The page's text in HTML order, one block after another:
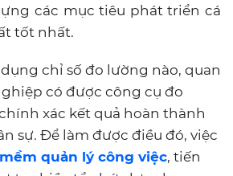
các mục tiêu phát triển cá
tốt nhất.
chỉ số đo lường nào, quan
có được công cụ đo
xác kết quả hoàn thành
sự. Để làm được điều đó, việc
quản lý công việc, tiến